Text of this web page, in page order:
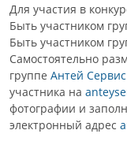
Для участия в
Быть участником
Быть участником
Самостоятельно
группе Антей Сервис
участника на
фотографии и
электронный адрес